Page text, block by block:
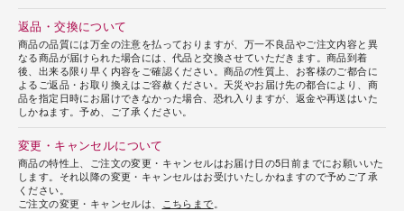
返品・交換について
商品の品質には万全の注意を払っておりますが、万一不良品やご注文内容と異
なる商品が届けられた場合には、代品と交換させていただきます。商品到着
後、出来る限り早く内容をご確認ください。商品の性質上、お客様のご都合に
よるご返品・お取り換えはご容赦ください。天災やお届け先の都合により、商
品を指定日時にお届けできなかった場合、恐れ入りますが、返金や再送はいた
しかねます。予め、ご了承ください。
変更・キャンセルについて
商品の特性上、ご注文の変更・キャンセルはお届け日の5日前までにお願いいた
します。それ以降の変更・キャンセルはお受けいたしかねますので予めご了承
ください。
ご注文の変更・キャンセルは、
こちらまで